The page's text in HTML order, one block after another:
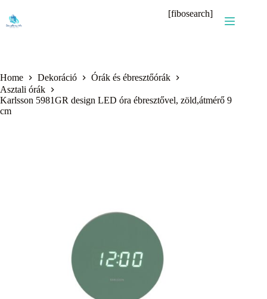
content
[fibosearch]
Home Dekoráció
Órák és ébresztőórák
Asztali órák
Karlsson 5981GR design LED óra ébresztővel, zöld,átmérő 9
cm